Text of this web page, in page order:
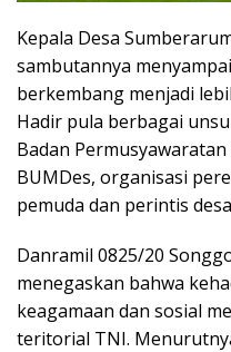
Kepala Desa
sambutannya
berkembang menjadi
Hadir pula berbagai
Badan Permusyawaratan
BUMDes, organisasi
pemuda dan perintis
Danramil 0825/20
menegaskan bahwa
keagamaan dan sosial
teritorial TNI.